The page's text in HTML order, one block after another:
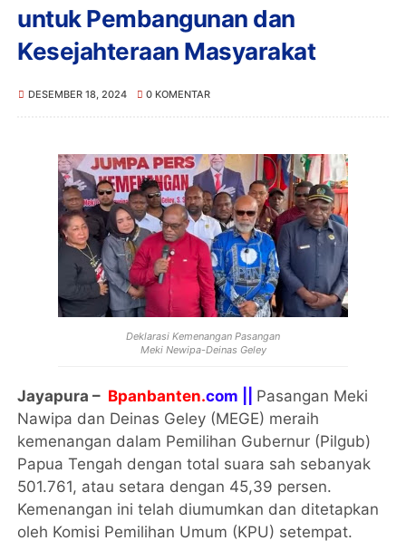
untuk Pembangunan dan
Kesejahteraan Masyarakat
DESEMBER 18, 2024 0 KOMENTAR
Deklarasi Kemenangan Pasangan
Meki Newipa-Deinas Geley
Jayapura – Bpanbanten.com || Pasangan Meki
Nawipa dan Deinas Geley (MEGE) meraih
kemenangan dalam Pemilihan Gubernur (Pilgub)
Papua Tengah dengan total suara sah sebanyak
501.761, atau setara dengan 45,39 persen.
Kemenangan ini telah diumumkan dan ditetapkan
oleh Komisi Pemilihan Umum (KPU) setempat.